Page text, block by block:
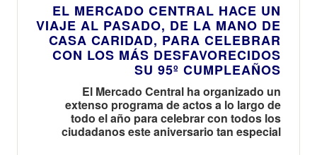
EL MERCADO CENTRAL HACE UN
VIAJE AL PASADO, DE LA MANO DE
CASA CARIDAD, PARA CELEBRAR
CON LOS MÁS DESFAVORECIDOS
SU 95º CUMPLEAÑOS
El Mercado Central ha organizado un
extenso programa de actos a lo largo de
todo el año para celebrar con todos los
ciudadanos este aniversario tan especial